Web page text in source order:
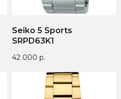
Seiko 5 Sports
SRPD63K1
42 000 р.